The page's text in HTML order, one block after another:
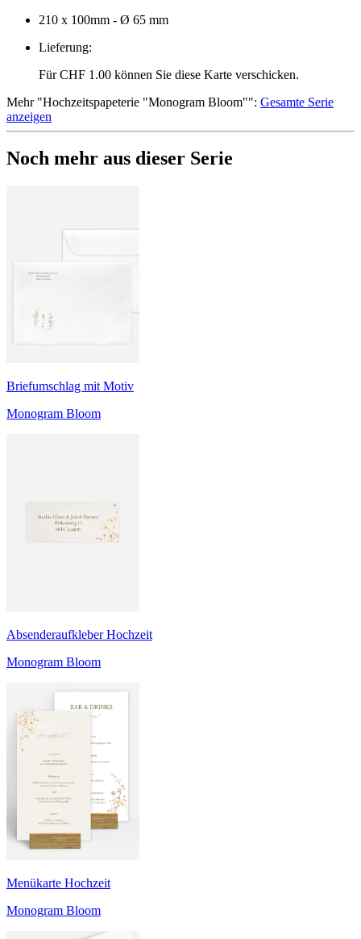
210 x 100mm - Ø 65 mm
Lieferung:
Für CHF 1.00 können Sie diese Karte verschicken.
Mehr"Hochzeitspapeterie "Monogram Bloom"": Gesamte Serie
anzeigen
Noch mehr aus dieser Serie
Briefumschlag mit Motiv
Monogram Bloom
Absenderaufkleber Hochzeit
Monogram Bloom
Menükarte Hochzeit
Monogram Bloom